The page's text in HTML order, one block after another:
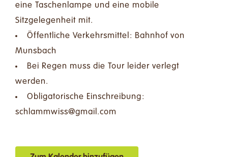
eine Taschenlampe und eine mobile
Sitzgelegenheit mit.
Öffentliche Verkehrsmittel: Bahnhof von
Munsbach
Bei Regen muss die Tour leider verlegt
werden.
Obligatorische Einschreibung:
moc.liamg@ssiwmmalhcs